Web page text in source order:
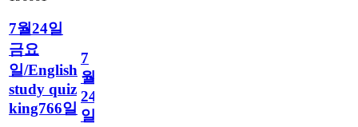
7월24일
금요
일/English
study quiz
king766일
7
월
24
일